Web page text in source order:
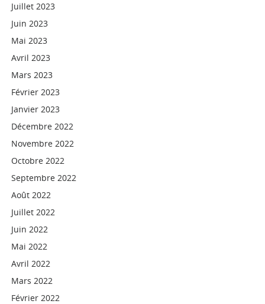
Juillet 2023
Juin 2023
Mai 2023
Avril 2023
Mars 2023
Février 2023
Janvier 2023
Décembre 2022
Novembre 2022
Octobre 2022
Septembre 2022
Août 2022
Juillet 2022
Juin 2022
Mai 2022
Avril 2022
Mars 2022
Février 2022